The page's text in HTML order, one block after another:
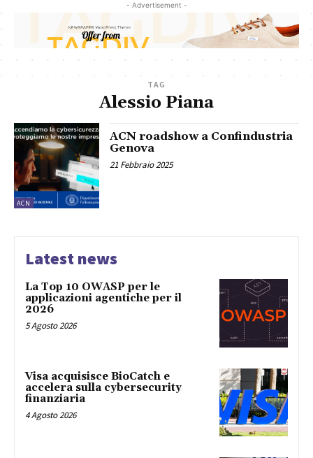
- Advertisement -
TAG
Alessio Piana
ACN
ACN roadshow a Confindustria
Genova
21 Febbraio 2025
Latest news
La Top 10 OWASP per le
applicazioni agentiche per il
2026
5 Agosto 2026
Visa acquisisce BioCatch e
accelera sulla cybersecurity
finanziaria
4 Agosto 2026